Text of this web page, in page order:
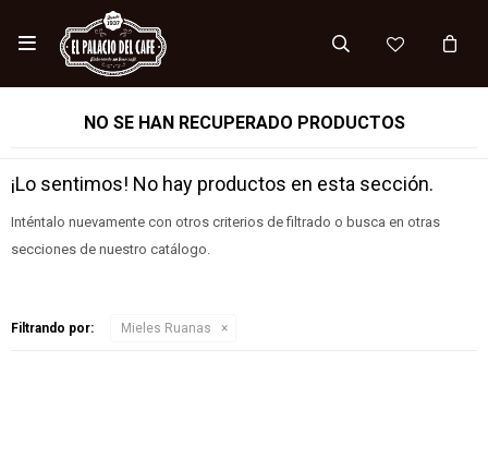

NO SE HAN RECUPERADO PRODUCTOS
¡Lo sentimos! No hay productos en esta sección.
Inténtalo nuevamente con otros criterios de filtrado o busca en otras
secciones de nuestro catálogo.
Filtrando por: Mieles Ruanas